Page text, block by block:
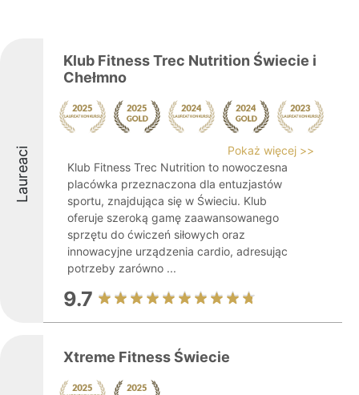
Laureaci
Klub Fitness Trec Nutrition Świecie i
Chełmno
Pokaż więcej >>
Klub Fitness Trec Nutrition to nowoczesna
placówka przeznaczona dla entuzjastów
sportu, znajdująca się w Świeciu. Klub
oferuje szeroką gamę zaawansowanego
sprzętu do ćwiczeń siłowych oraz
innowacyjne urządzenia cardio, adresując
potrzeby zarówno ...
9.7
Xtreme Fitness Świecie